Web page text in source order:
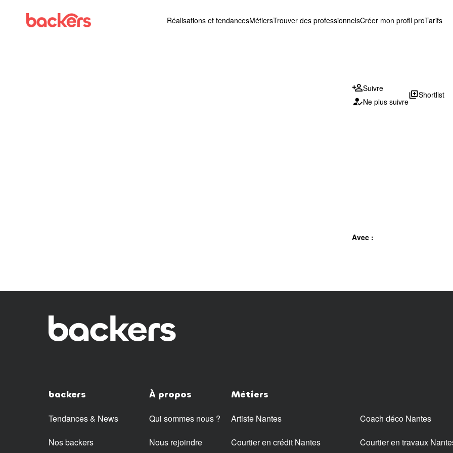
Réalisations et tendancesMétiersTrouver des professionnelsCréer mon profil proTarifs
Suivre
Ne plus suivre
library_addShortlist
Avec :
backers
Tendances & News
Nos backers
À propos
Qui sommes nous ?
Nous rejoindre
Métiers
Artiste Nantes Coach déco Nantes
Courtier en crédit Nantes Courtier en travaux